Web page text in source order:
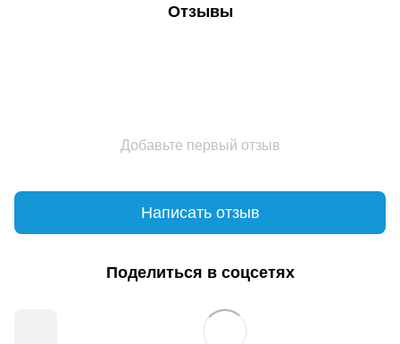
Отзывы
Добавьте первый отзыв
Написать отзыв
Поделиться в соцсетях